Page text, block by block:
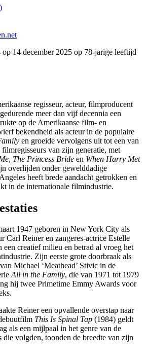
14 december 2025 op 78-jarige leeftijd
regisseur, acteur, filmproducent
meer dan vijf decennia een
op de Amerikaanse film- en
bekendheid als acteur in de populaire
en groeide vervolgens uit tot een van
filmregisseurs van zijn generatie, met
, The Princess Bride en When Harry Met
overlijden onder gewelddadige
heeft brede aandacht getrokken en
in de internationale filmindustrie.
1947 geboren in New York City als
Carl Reiner en zangeres-actrice Estelle
creatief milieu en betrad al vroeg het
Zijn eerste grote doorbraak als
Michael ‘Meathead’ Stivic in de
All in the Family, die van 1971 tot 1979
hij twee Primetime Emmy Awards voor
Reiner een opvallende overstap naar
This Is Spinal Tap (1984) geldt
als een mijlpaal in het genre van de
volgden, toonden de breedte van zijn